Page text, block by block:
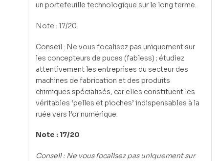
un portefeuille technologique sur le long terme.
Note : 17/20.
Conseil : Ne vous focalisez pas uniquement sur
les concepteurs de puces (fabless) ; étudiez
attentivement les entreprises du secteur des
machines de fabrication et des produits
chimiques spécialisés, car elles constituent les
véritables ‘pelles et pioches’ indispensables à la
ruée vers l’or numérique.
Note : 17/20
Conseil : Ne vous focalisez pas uniquement sur